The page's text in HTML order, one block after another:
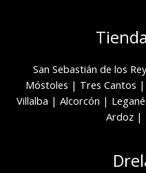
San Sebastián de los
Móstoles | Tres Cantos |
Villalba | Alcorcón |
Ardoz |